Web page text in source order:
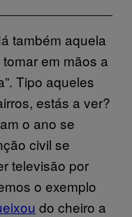
também aquela
em mãos a
Tipo aqueles
estás a ver?
o ano se
civil se
televisão por
o exemplo
do cheiro a